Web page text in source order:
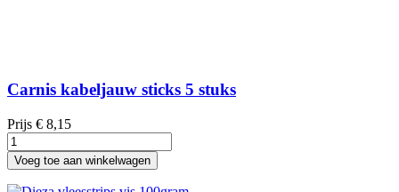
Carnis kabeljauw sticks 5 stuks
Prijs € 8,15
Voeg toe aan winkelwagen